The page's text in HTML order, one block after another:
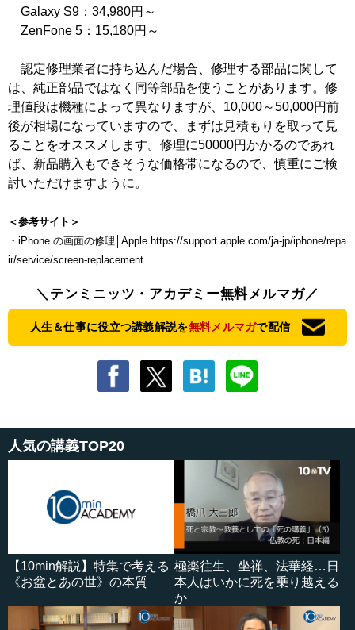
Galaxy S9：34,980円～
ZenFone 5：15,180円～
認定修理業者に持ち込んだ場合、修理する部品に関して
は、純正部品ではなく同等部品を使うことがあります。修
理値段は機種によって異なりますが、10,000～50,000円前
後が相場になっていますので、まずは見積もりを取って見
ることをオススメします。修理に50000円かかるのであれ
ば、新品購入もできそうな価格帯になるので、慎重にご検
討いただけますように。
＜参考サイト＞
・iPhone の画面の修理│Apple https://support.apple.com/ja-jp/iphone/repa
ir/service/screen-replacement
＼テンミニッツ・アカデミー無料メルマガ／
人生＆仕事に役立つ講義解説を無料メルマガで配信
人気の講義TOP20
【10min解説】特集で考える
《お盆とあの世》の本質
極楽往生、坐禅、法華経…日
本人はいかに死を乗り越える
か